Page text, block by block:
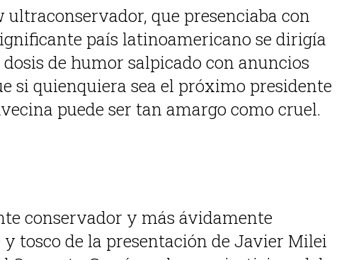
que presenciaba con
país latinoamericano se dirigía
de humor salpicado con anuncios
si quienquiera sea el próximo presidente
puede ser tan amargo como cruel.
conservador y más ávidamente
tosco de la presentación de Javier Milei